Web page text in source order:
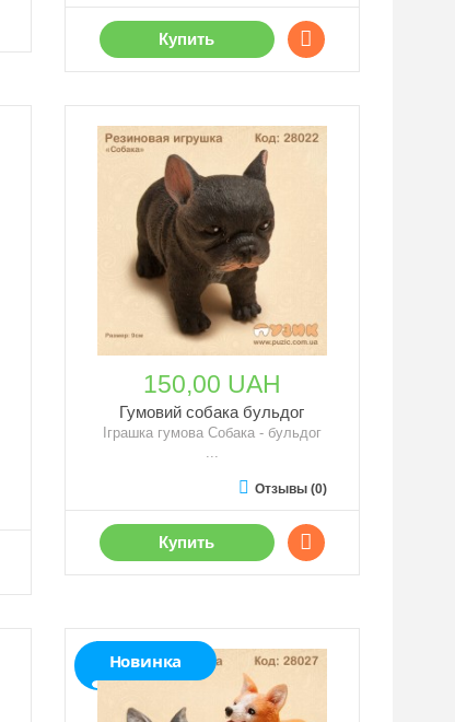
Купить
150,00 UAH
Гумовий собака бульдог
Іграшка гумова Собака - бульдог
Отзывы (0)
Купить
Новинка